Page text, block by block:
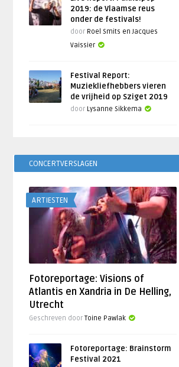
2019: de Vlaamse reus
onder de festivals!
door Roel Smits en Jacques
Vaissier
Festival Report:
Muziekliefhebbers vieren
de vrijheid op Sziget 2019
door Lysanne Sikkema
CONCERTVERSLAGEN
ARTIESTEN
Fotoreportage: Visions of
Atlantis en Xandria in De Helling,
Utrecht
Geschreven doorToine Pawlak
Fotoreportage: Brainstorm
Festival 2021